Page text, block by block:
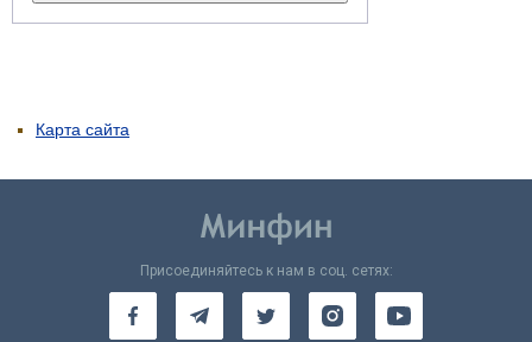
Карта сайта
Присоединяйтесь к нам в соц. сетях: